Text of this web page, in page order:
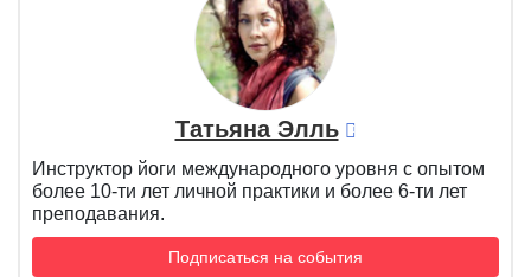
Татьяна Элль
Инструктор йоги международного уровня с опытом
более 10-ти лет личной практики и более 6-ти лет
преподавания.
Подписаться на события